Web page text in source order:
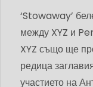
‘Stowaway’
между XYZ и
XYZ също ще
редица
участието на